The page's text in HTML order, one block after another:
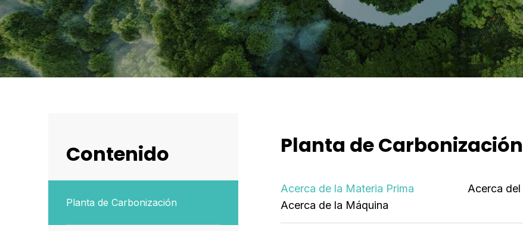
Contenido
Planta de Carbonización
Planta de Carbonización
Acerca de la Materia Prima Acerca
Acerca de la Máquina